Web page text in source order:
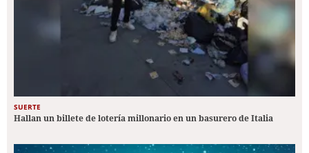
SUERTE
Hallan un billete de lotería millonario en un basurero de Italia